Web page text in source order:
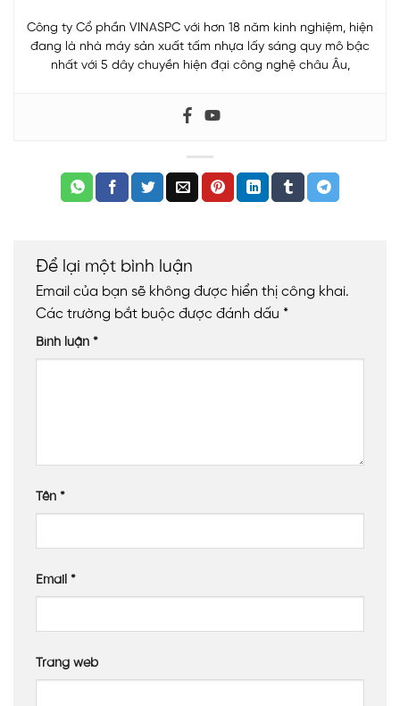
Công ty Cổ phần VINASPC với hơn 18 năm kinh nghiệm, hiện
đang là nhà máy sản xuất tấm nhựa lấy sáng quy mô bậc
nhất với 5 dây chuyền hiện đại công nghệ châu Âu,
Để lại một bình luận
Email của bạn sẽ không được hiển thị công khai.
Các trường bắt buộc được đánh dấu *
Bình luận *
Tên *
Email *
Trang web